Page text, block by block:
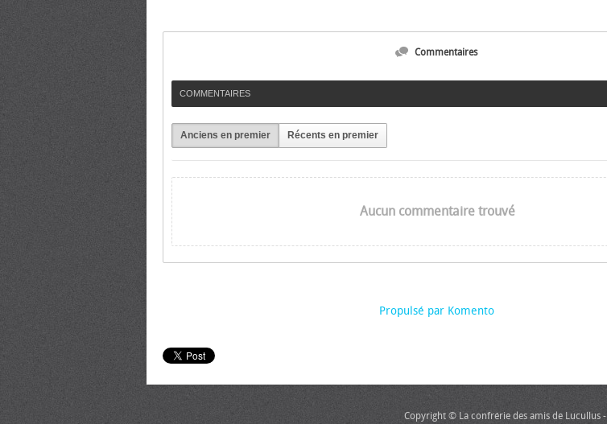
Commentaires
COMMENTAIRES
Anciens en premier Récents en premier
Aucun commentaire trouvé
Propulsé par Komento
Copyright © La confrérie des amis de Lucullus -